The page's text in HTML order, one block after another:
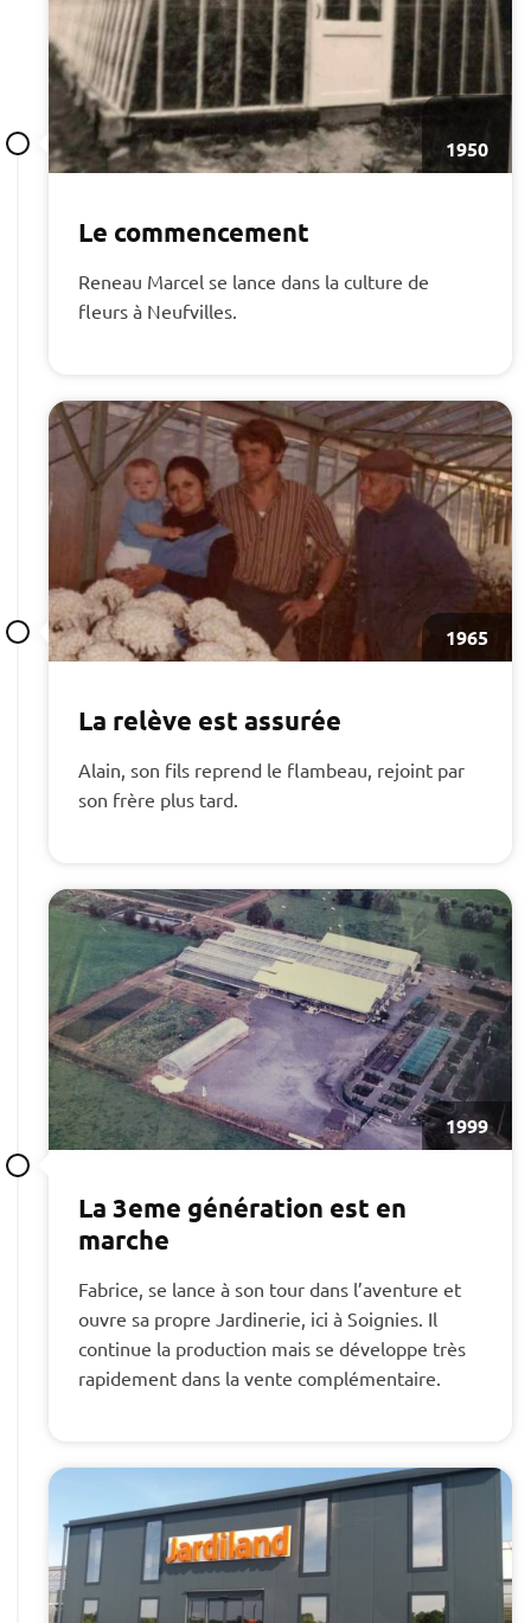
1950
Le commencement
Reneau Marcel se lance dans la culture de
fleurs à Neufvilles.
1965
La relève est assurée
Alain, son fils reprend le flambeau, rejoint par
son frère plus tard.
1999
La 3eme génération est en
marche
Fabrice, se lance à son tour dans l’aventure et
ouvre sa propre Jardinerie, ici à Soignies. Il
continue la production mais se développe très
rapidement dans la vente complémentaire.